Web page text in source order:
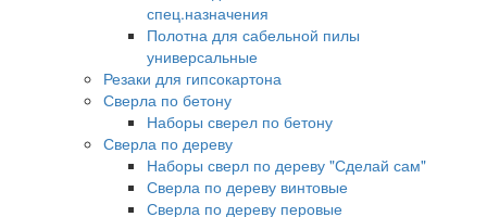
спец.назначения
Полотна для сабельной пилы
универсальные
Резаки для гипсокартона
Сверла по бетону
Наборы сверел по бетону
Сверла по дереву
Наборы сверл по дереву "Сделай сам"
Сверла по дереву винтовые
Сверла по дереву перовые